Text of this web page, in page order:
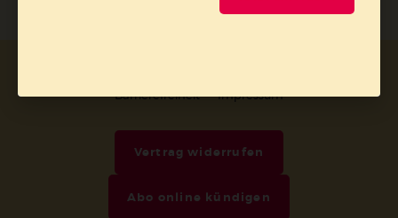
Barrierefreiheit
Impressum
Vertrag widerrufen
Abo online kündigen